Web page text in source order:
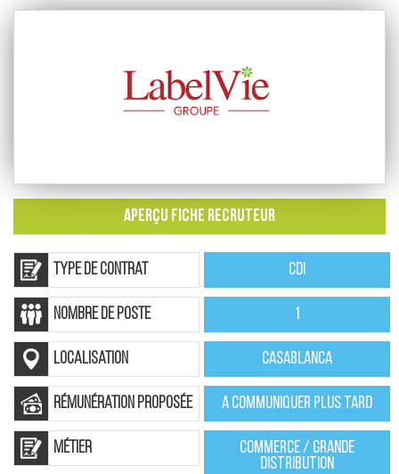
APERÇU FICHE RECRUTEUR
Type de contrat CDI
nombre de poste 1
localisation Casablanca
rémunération proposée A communiquer plus tard
Métier
Commerce / Grande
distribution